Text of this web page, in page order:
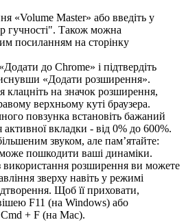
«Volume Master» або введіть у
гучності". Також можна
посиланням на сторінку
до Chrome» і підтвердіть
«Додати розширення».
клацніть на значок розширення,
верхньому куті браузера.
повзунка встановіть бажаний
активної вкладки - від 0% до 600%.
звуком, але пам’ятайте:
може пошкодити ваші динаміки.
використання розширення ви можете
зверху навіть у режимі
Щоб її приховати,
F11 (на Windows) або
+ F (на Mac).